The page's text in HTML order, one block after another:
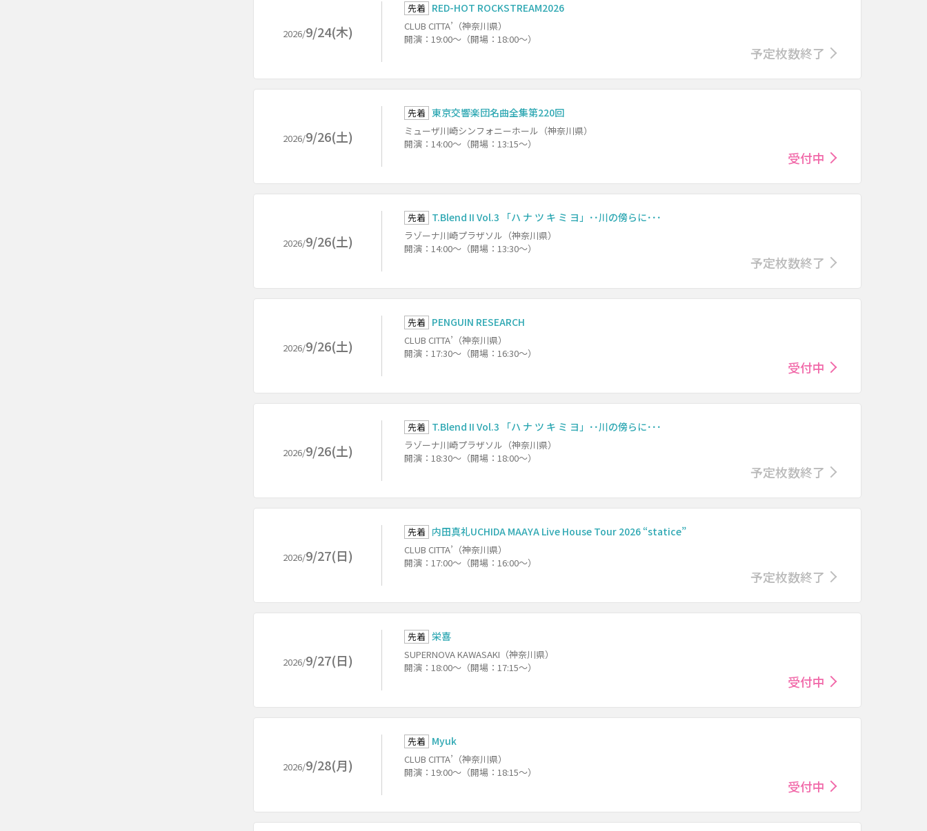
2026/9/24(木)
先着 RED-HOT ROCKSTREAM2026
CLUB CITTA’（神奈川県）
開演：19:00～（開場：18:00～）
予定枚数終了
2026/9/26(土)
先着 東京交響楽団名曲全集第220回
ミューザ川崎シンフォニーホール（神奈川県）
開演：14:00～（開場：13:15～）
受付中
2026/9/26(土)
先着 T.Blend II Vol.3 「ハ ナ ツ キ ミ ヨ」･･川の傍らに･･･
ラゾーナ川崎プラザソル（神奈川県）
開演：14:00～（開場：13:30～）
予定枚数終了
2026/9/26(土)
先着 PENGUIN RESEARCH
CLUB CITTA’（神奈川県）
開演：17:30～（開場：16:30～）
受付中
2026/9/26(土)
先着 T.Blend II Vol.3 「ハ ナ ツ キ ミ ヨ」･･川の傍らに･･･
ラゾーナ川崎プラザソル（神奈川県）
開演：18:30～（開場：18:00～）
予定枚数終了
2026/9/27(日)
先着 内田真礼UCHIDA MAAYA Live House Tour 2026 “statice”
CLUB CITTA’（神奈川県）
開演：17:00～（開場：16:00～）
予定枚数終了
2026/9/27(日)
先着 栄喜
SUPERNOVA KAWASAKI（神奈川県）
開演：18:00～（開場：17:15～）
受付中
2026/9/28(月)
先着 Myuk
CLUB CITTA’（神奈川県）
開演：19:00～（開場：18:15～）
受付中